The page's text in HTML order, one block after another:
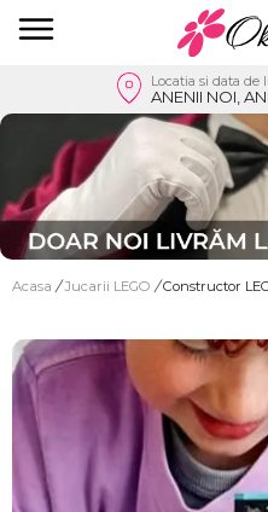
Locatia si data de
ANENII NOI,
Acasa / Jucarii LEGO / Constructor